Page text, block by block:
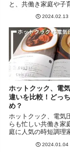
と、共働き家庭や子
から人気！ 私自身、
していますが、とて
ます。 ただ、価格が
で、いきなり購入ま
ない、サイズに悩む
多...
2024.02.13
ホットクック、電
違いを比較！どっ
め？
ホットクック、電気
らも忙しい共働き家
庭に人気の時短調理
のか、どちらがお手
2024.01.04